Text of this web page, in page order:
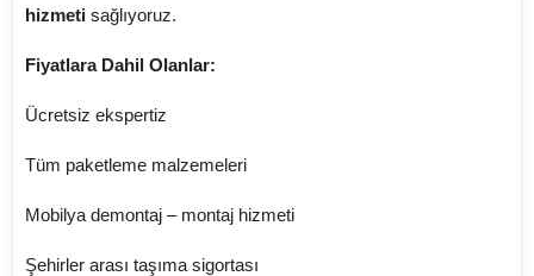
hizmeti sağlıyoruz.
Fiyatlara Dahil Olanlar:
Ücretsiz ekspertiz
Tüm paketleme malzemeleri
Mobilya demontaj – montaj hizmeti
Şehirler arası taşıma sigortası